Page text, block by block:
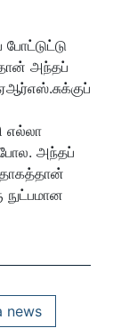
அந்தப்
எல்லா
போல. அந்தப்
நுட்பமான
news